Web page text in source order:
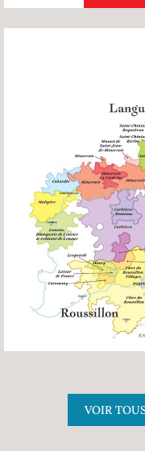
VOIR